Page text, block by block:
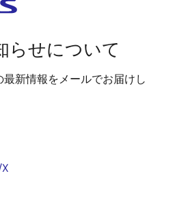
らせについて
新情報をメールでお届けし